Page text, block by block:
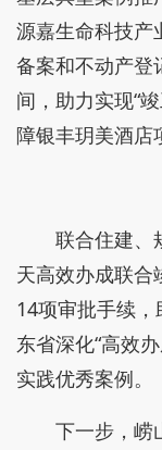
源嘉生命科技产
备案和不动产登
间，助力实现“
障银丰玥美酒店
联合住建、
天高效办成联合
14项审批手续
东省深化“高效
实践优秀案例。
下一步，崂